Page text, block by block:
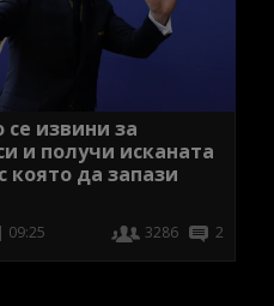
извини за
и получи исканата
която да запази
09:25 3286 2